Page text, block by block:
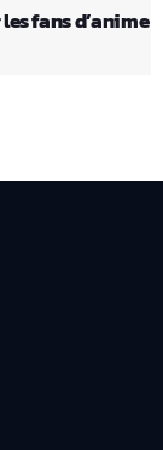
fans d’anime